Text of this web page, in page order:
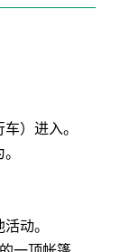
）进入。
动。